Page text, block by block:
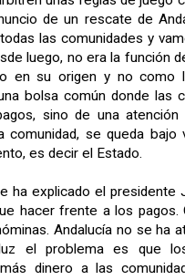
de un rescate de
las comunidades y
luego, no era la función
en su origen y no como
bolsa común donde las
sino de una atención
comunidad, se queda bajo
es decir el Estado.
ha explicado el presidente
hacer frente a los pagos.
Andalucía no se ha
el problema es que
dinero a las